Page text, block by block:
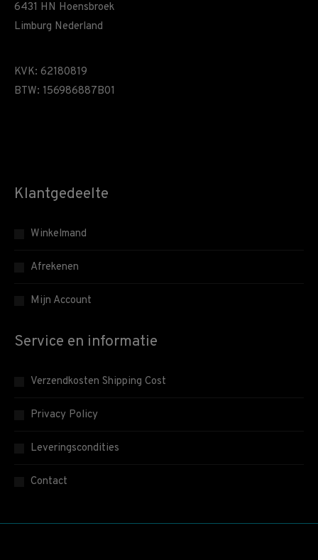
6431 HN Hoensbroek
Limburg Nederland
KVK: 62180819
BTW: 156986887B01
Klantgedeelte
Winkelmand
Afrekenen
Mijn Account
Service en informatie
Verzendkosten Shipping Cost
Privacy Policy
Leveringscondities
Contact